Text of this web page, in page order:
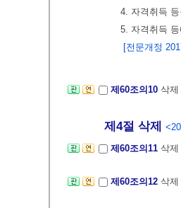
4. 자격취득
5. 자격취득
[전문개정
제60조의10 삭제
제4절 삭제
제60조의11 삭제
제60조의12 삭제